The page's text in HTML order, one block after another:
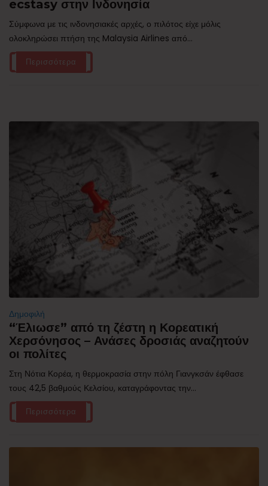
ecstasy στην Ινδονησία
Σύμφωνα με τις ινδονησιακές αρχές, ο πιλότος είχε μόλις
ολοκληρώσει πτήση της Malaysia Airlines από...
Περισσότερα
Δημοφιλή
“Έλιωσε” από τη ζέστη η Κορεατική
Χερσόνησος – Ανάσες δροσιάς αναζητούν
οι πολίτες
Στη Νότια Κορέα, η θερμοκρασία στην πόλη Γιανγκσάν έφθασε
τους 42,5 βαθμούς Κελσίου, καταγράφοντας την...
Περισσότερα